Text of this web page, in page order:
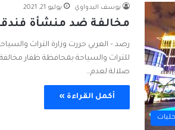
يوسف البدواوي يوليو 21, 2021
مخالفة ضد منشأة
رصد – العربي حررت وزارة التراث
للتراث والسياحة بمحافظة ظفار
صلالة لعدم…
أكمل القراءة »